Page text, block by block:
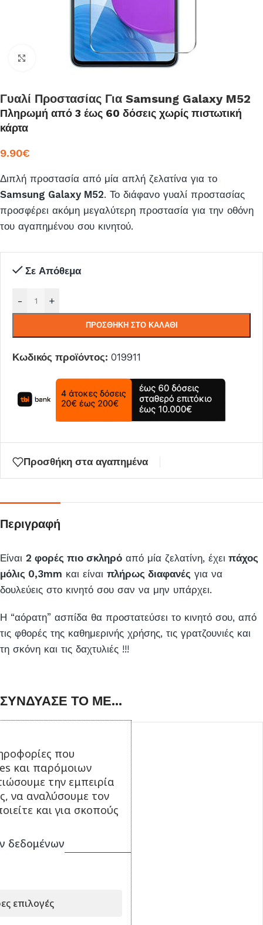
Click to enlarge
Γυαλί Προστασίας Για Samsung Galaxy M52
Πληρωμή από 3 έως 60 δόσεις χωρίς πιστωτική
κάρτα
9.90€
Διπλή προστασία από μία απλή ζελατίνα για το
Samsung Galaxy Μ52. Το διάφανο γυαλί προστασίας
προσφέρει ακόμη μεγαλύτερη προστασία για την οθόνη
του αγαπημένου σου κινητού.
Σε Απόθεμα
- +
ΠΡΟΣΘΉΚΗ ΣΤΟ ΚΑΛΆΘΙ
Κωδικός προϊόντος: 019911
Προσθήκη στα αγαπημένα
Περιγραφή
Είναι 2 φορές πιο σκληρό από μία ζελατίνη, έχει πάχος
μόλις 0,3mm και είναι πλήρως διαφανές για να
δουλεύεις στο κινητό σου σαν να μην υπάρχει.
Η “αόρατη” ασπίδα θα προστατεύσει το κινητό σου, από
τις φθορές της καθημερινής χρήσης, τις γρατζουνιές και
τη σκόνη και τις δαχτυλιές !!!
ΣΥΝΔΥΑΣΕ ΤΟ ΜΕ...
που
και παρόμοιων
την εμπειρία
να αναλύσουμε τον
και για σκοπούς
δεδομένων
επιλογές